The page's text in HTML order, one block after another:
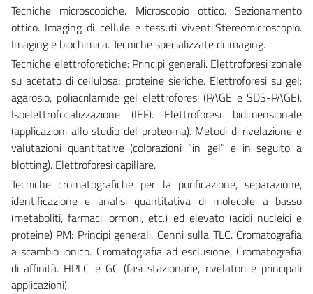
Tecniche microscopiche. Microscopio ottico. Sezionamento
ottico. Imaging di cellule e tessuti viventi.Stereomicroscopio.
Imaging e biochimica. Tecniche specializzate di imaging.
Tecniche elettroforetiche: Principi generali. Elettroforesi zonale
su acetato di cellulosa; proteine sieriche. Elettroforesi su gel:
agarosio, poliacrilamide gel elettroforesi (PAGE e SDS-PAGE).
Isoelettrofocalizzazione (IEF). Elettroforesi bidimensionale
(applicazioni allo studio del proteoma). Metodi di rivelazione e
valutazioni quantitative (colorazioni “in gel” e in seguito a
blotting). Elettroforesi capillare.
Tecniche cromatografiche per la purificazione, separazione,
identificazione e analisi quantitativa di molecole a basso
(metaboliti, farmaci, ormoni, etc.) ed elevato (acidi nucleici e
proteine) PM: Principi generali. Cenni sulla TLC. Cromatografia
a scambio ionico. Cromatografia ad esclusione, Cromatografia
di affinità. HPLC e GC (fasi stazionarie, rivelatori e principali
applicazioni).